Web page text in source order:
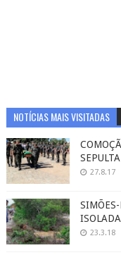
NOTÍCIAS MAIS VISITADAS
27.8.17
ISOLADA
23.3.18